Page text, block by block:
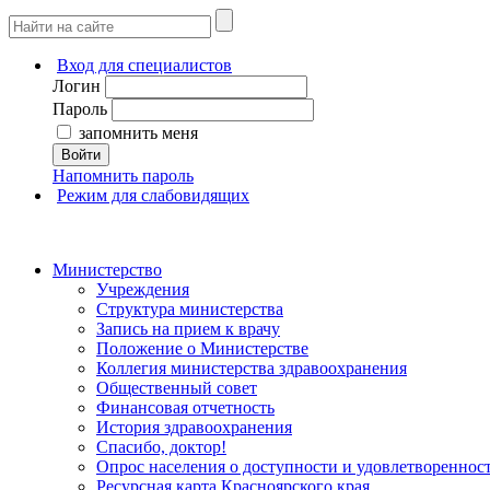
Вход для специалистов
Логин
Пароль
запомнить меня
Войти
Напомнить пароль
Режим для слабовидящих
Министерство
Учреждения
Структура министерства
Запись на прием к врачу
Положение о Министерстве
Коллегия министерства здравоохранения
Общественный совет
Финансовая отчетность
История здравоохранения
Спасибо, доктор!
Опрос населения о доступности и
Ресурсная карта Красноярского края